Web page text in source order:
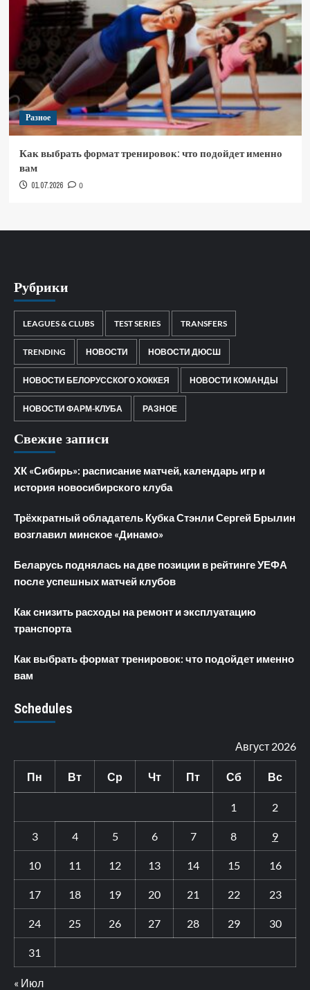
Разное
Как выбрать формат тренировок: что подойдет именно
вам
01.07.2026 0
Рубрики
LEAGUES & CLUBS TEST SERIES TRANSFERS
TRENDING НОВОСТИ НОВОСТИ ДЮСШ
НОВОСТИ БЕЛОРУССКОГО ХОККЕЯ НОВОСТИ КОМАНДЫ
НОВОСТИ ФАРМ-КЛУБА РАЗНОЕ
Свежие записи
ХК «Сибирь»: расписание матчей, календарь игр и
история новосибирского клуба
Трёхкратный обладатель Кубка Стэнли Сергей Брылин
возглавил минское «Динамо»
Беларусь поднялась на две позиции в рейтинге УЕФА
после успешных матчей клубов
Как снизить расходы на ремонт и эксплуатацию
транспорта
Как выбрать формат тренировок: что подойдет именно
вам
Schedules
Август 2026
Пн Вт Ср Чт Пт Сб Вс
1 2
3 4 5 6 7 8 9
10 11 12 13 14 15 16
17 18 19 20 21 22 23
24 25 26 27 28 29 30
31
« Июл